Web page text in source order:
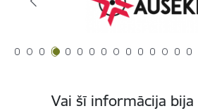
Vai šī informācija bija